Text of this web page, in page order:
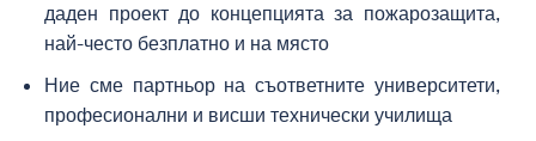
даден проект до концепцията за пожарозащита,
най-често безплатно и на място
Ние сме партньор на съответните университети,
професионални и висши технически училища